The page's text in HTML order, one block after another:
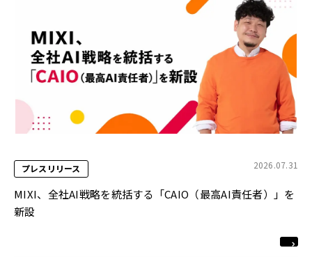
プレスリリース 2026.07.31
MIXI、全社AI戦略を統括する「CAIO（最高AI責任者）」を
新設